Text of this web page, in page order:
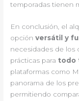
temporadas tienen
En conclusión, el
opciónversátil y
necesidades de los
prácticas para todo
plataformas como
panorama de los
permitiendo